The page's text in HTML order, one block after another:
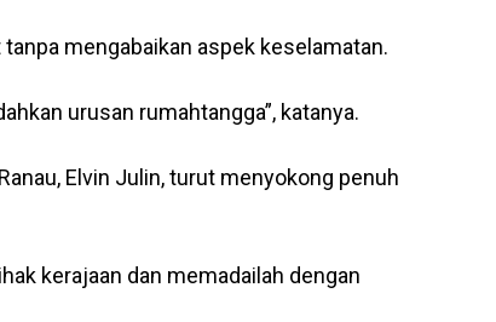
mengabaikan aspek keselamatan.
urusan rumahtangga”, katanya.
Elvin Julin, turut menyokong penuh
kerajaan dan memadailah dengan